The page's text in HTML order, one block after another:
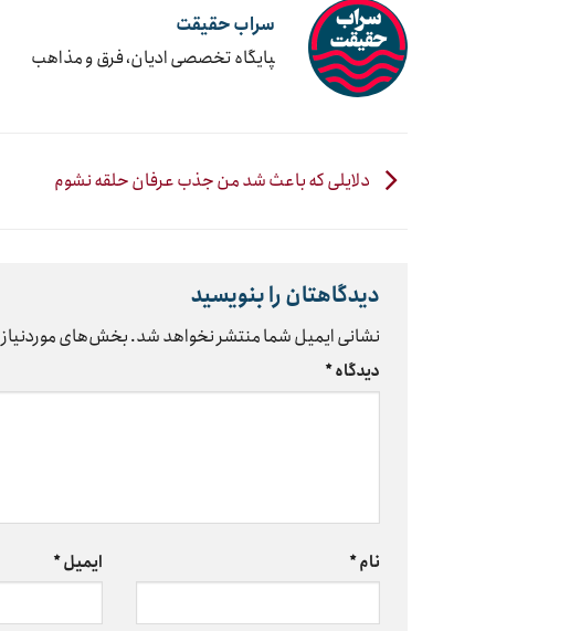
سراب حقیقت
‍پایگاه تخصصی ادیان، فرق و مذاهب
دلایلی که باعث شد من جذب عرفان حلقه نشوم
دیدگاهتان را بنویسید
نشانی ایمیل شما منتشر نخواهد شد.بخش‌های
دیدگاه*
نام* ایمیل*